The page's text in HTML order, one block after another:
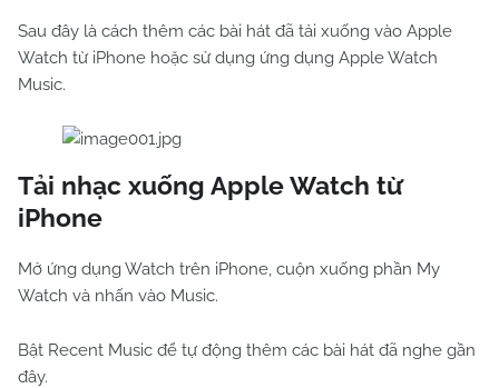
Sau đây là cách thêm các bài hát đã tải xuống vào Apple
Watch từ iPhone hoặc sử dụng ứng dụng Apple Watch
Music.
Tải nhạc xuống Apple Watch từ
iPhone
Mở ứng dụng Watch trên iPhone, cuộn xuống phần My
Watch và nhấn vào Music.
Bật Recent Music để tự động thêm các bài hát đã nghe gần
đây.